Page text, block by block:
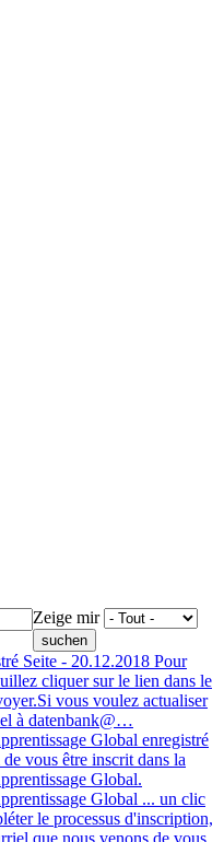
Zeige mir
Seite - 20.12.2018 Pour
cliquer sur le lien dans le
vous voulez actualiser
à datenbank@…
Global enregistré
vous être inscrit dans la
Global.
Global ... un clic
le processus d'inscription,